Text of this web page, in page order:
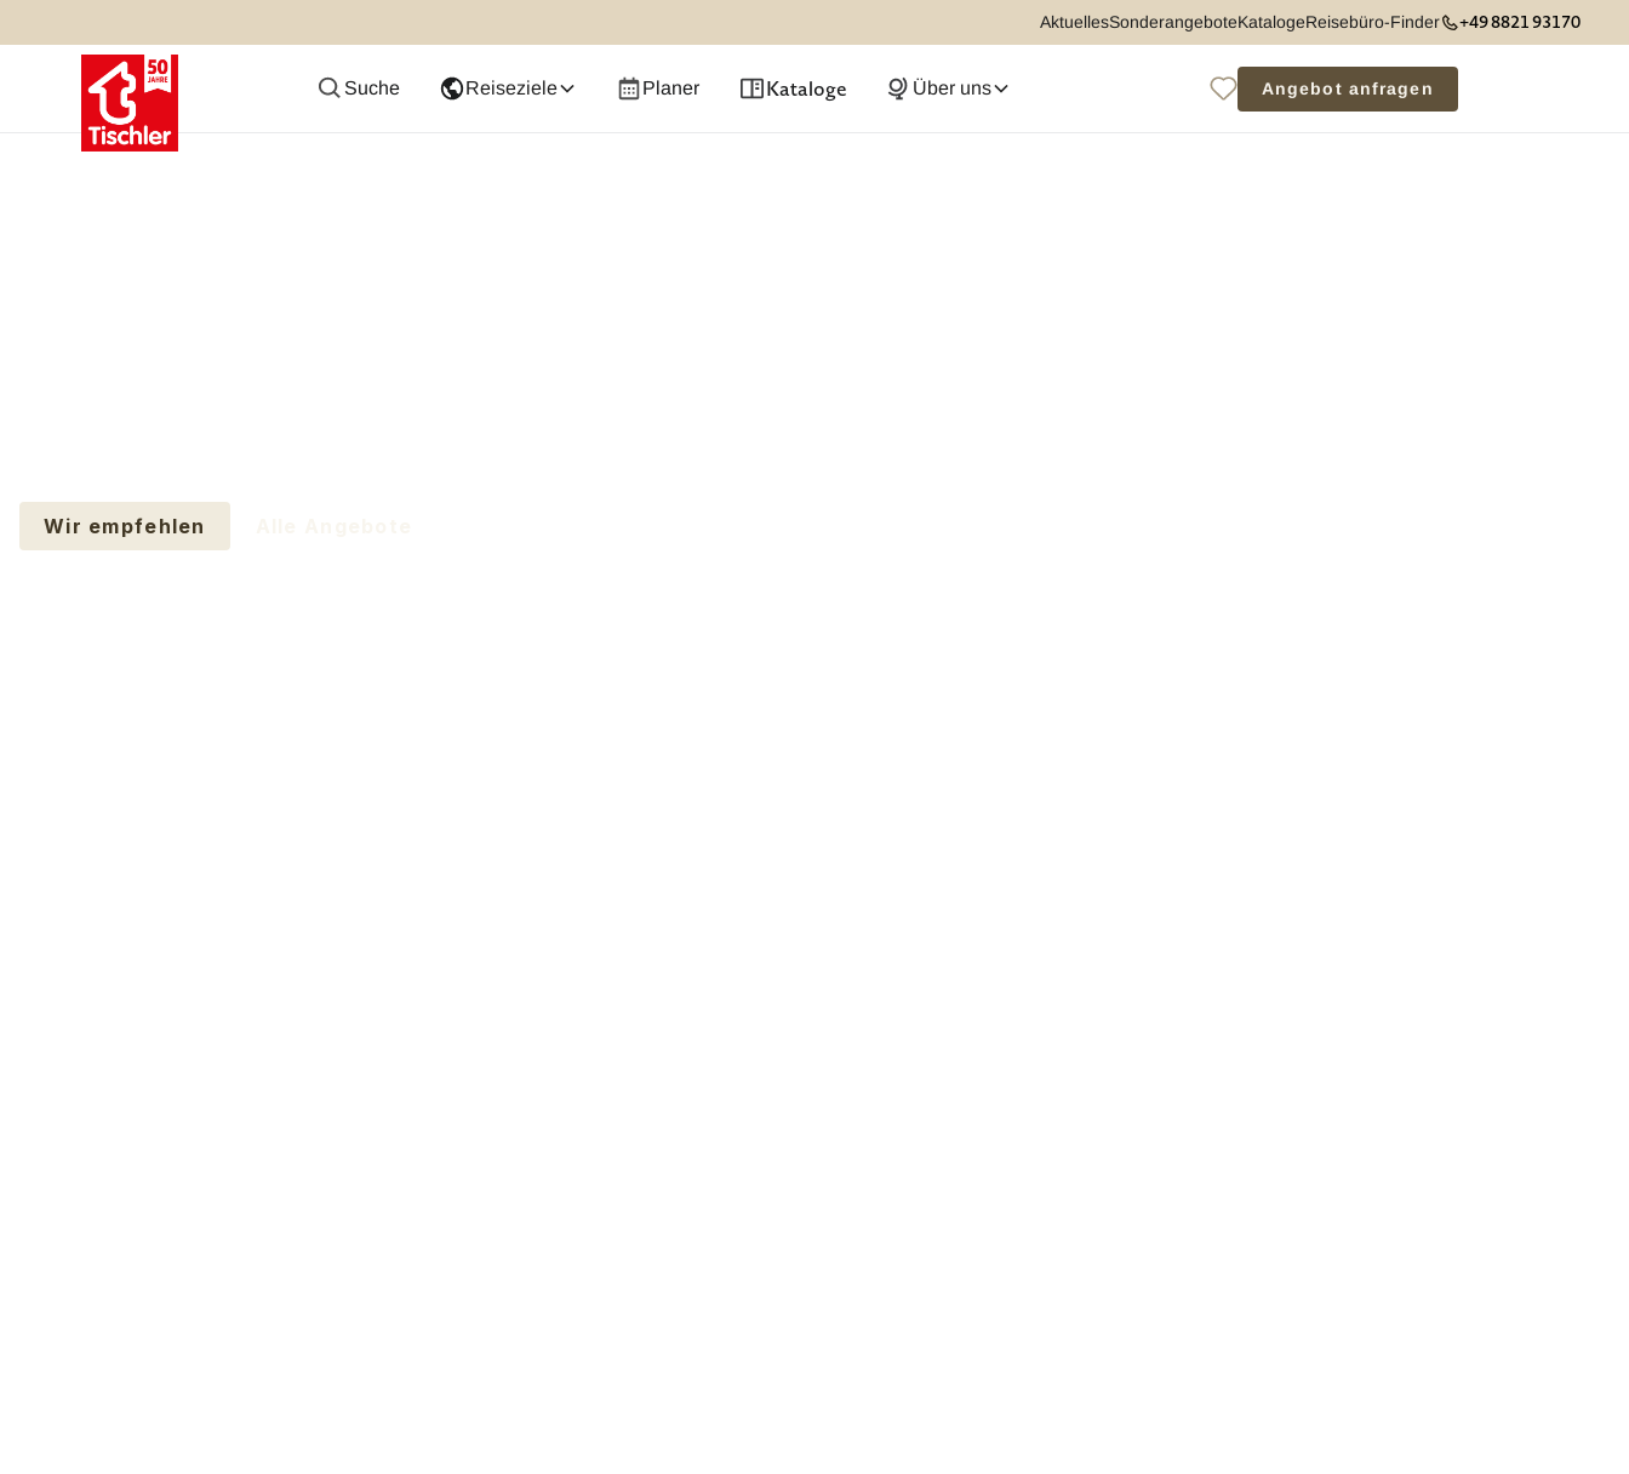
AktuellesSonderangeboteKatalogeReisebüro-Finder +49 8821 93170
Suche Reiseziele Planer Kataloge Über uns Angebot anfragen
Wir empfehlen